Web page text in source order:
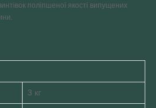
поліпшеної якості випущених
3 кг